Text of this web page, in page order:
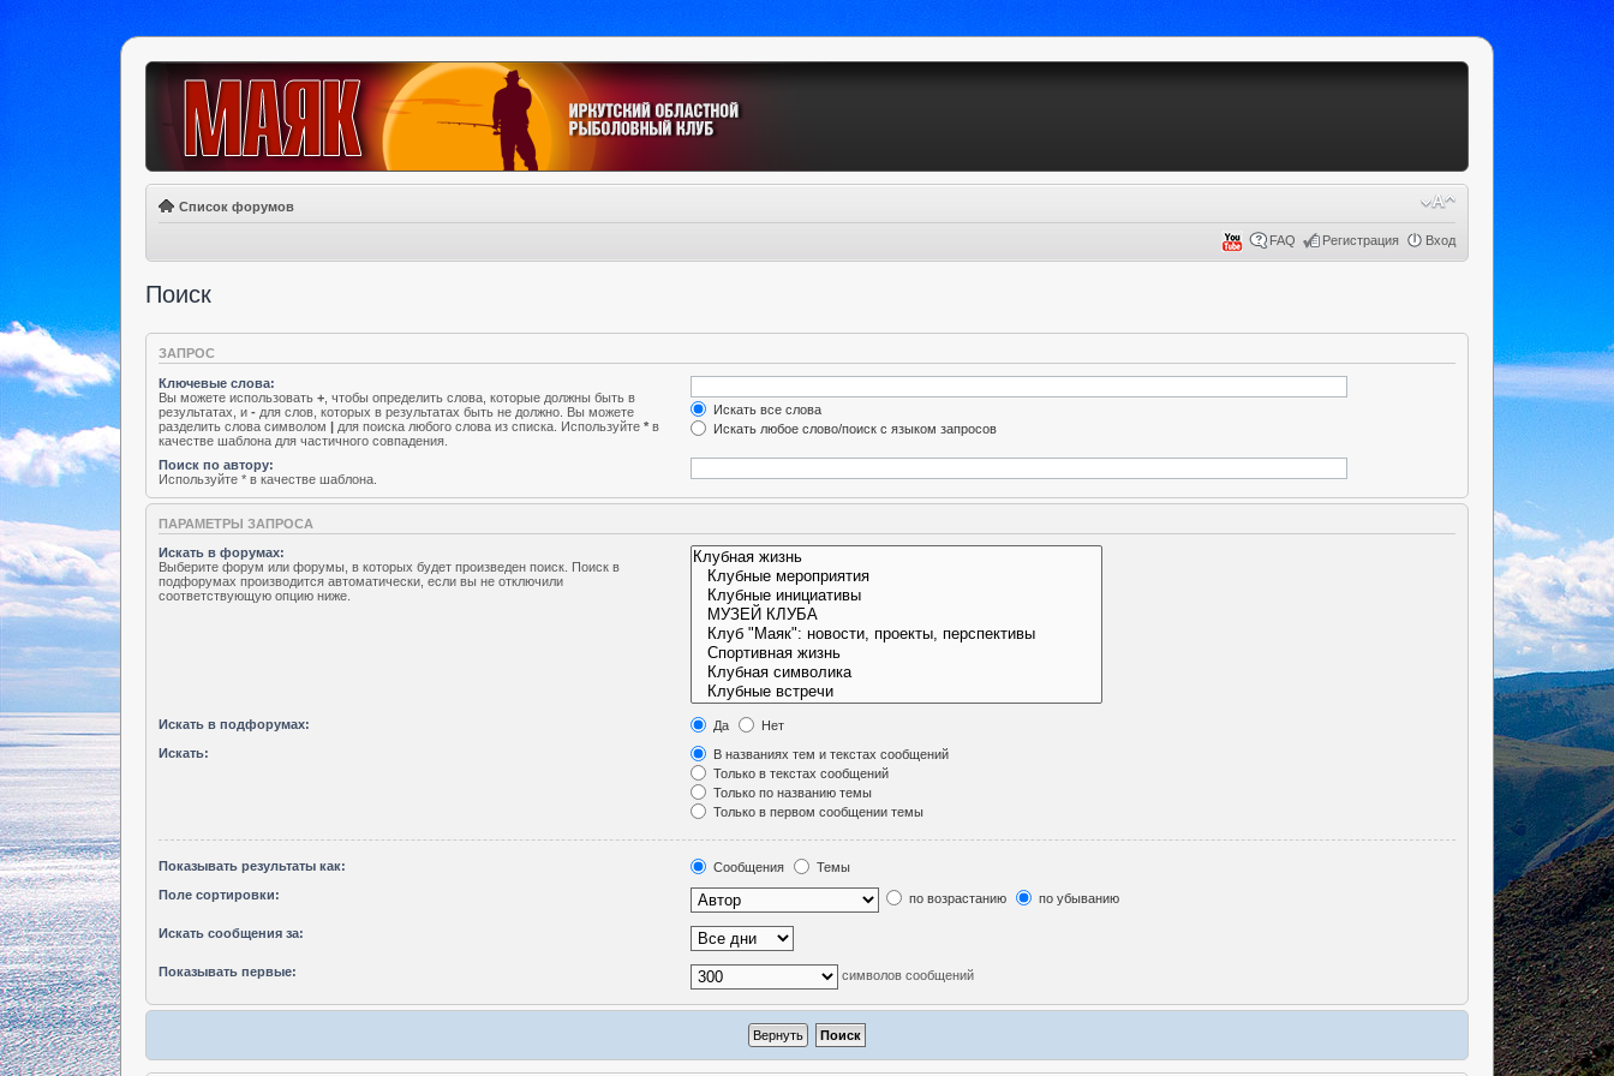
Список форумов
FAQ Регистрация Вход
Поиск
ЗАПРОС
Ключевые слова:
Вы можете использовать + , чтобы определить слова, которые должны быть в
результатах, и - для слов, которых в результатах быть не должно. Вы можете
разделить слова символом | для поиска любого слова из списка. Используйте * в
качестве шаблона для частичного совпадения.
Искать все слова
Искать любое слово/поиск с языком запросов
Поиск по автору:
Используйте * в качестве шаблона.
ПАРАМЕТРЫ ЗАПРОСА
Искать в форумах:
Выберите форум или форумы, в которых будет произведен поиск. Поиск в
подфорумах производится автоматически, если вы не отключили
соответствующую опцию ниже.
Искать в подфорумах: Да
Нет
Искать:
В названиях тем и текстах сообщений
Только в текстах сообщений
Только по названию темы
Только в первом сообщении темы
Показывать результаты как: Сообщения
Темы
Поле сортировки:
по возрастанию по убыванию
Искать сообщения за:
Показывать первые: символов сообщений